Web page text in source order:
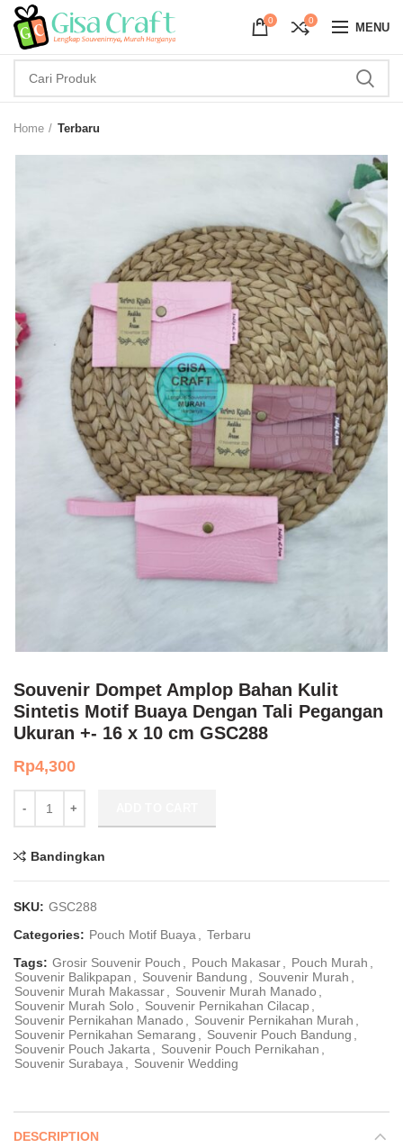
0 0 MENU
Home Terbaru
Souvenir Dompet Amplop Bahan Kulit
Sintetis Motif Buaya Dengan Tali Pegangan
Ukuran +- 16 x 10 cm GSC288
Rp4,300
Bandingkan
SKU: GSC288
Categories: Pouch Motif Buaya, Terbaru
Tags: Grosir Souvenir Pouch , Pouch Makasar, Pouch Murah ,
Souvenir Balikpapan , Souvenir Bandung , Souvenir Murah ,
Souvenir Murah Makassar, Souvenir Murah Manado ,
Souvenir Murah Solo , Souvenir Pernikahan Cilacap,
Souvenir Pernikahan Manado , Souvenir Pernikahan Murah ,
Souvenir Pernikahan Semarang , Souvenir Pouch Bandung ,
Souvenir Pouch Jakarta, Souvenir Pouch Pernikahan ,
Souvenir Surabaya, Souvenir Wedding
DESCRIPTION